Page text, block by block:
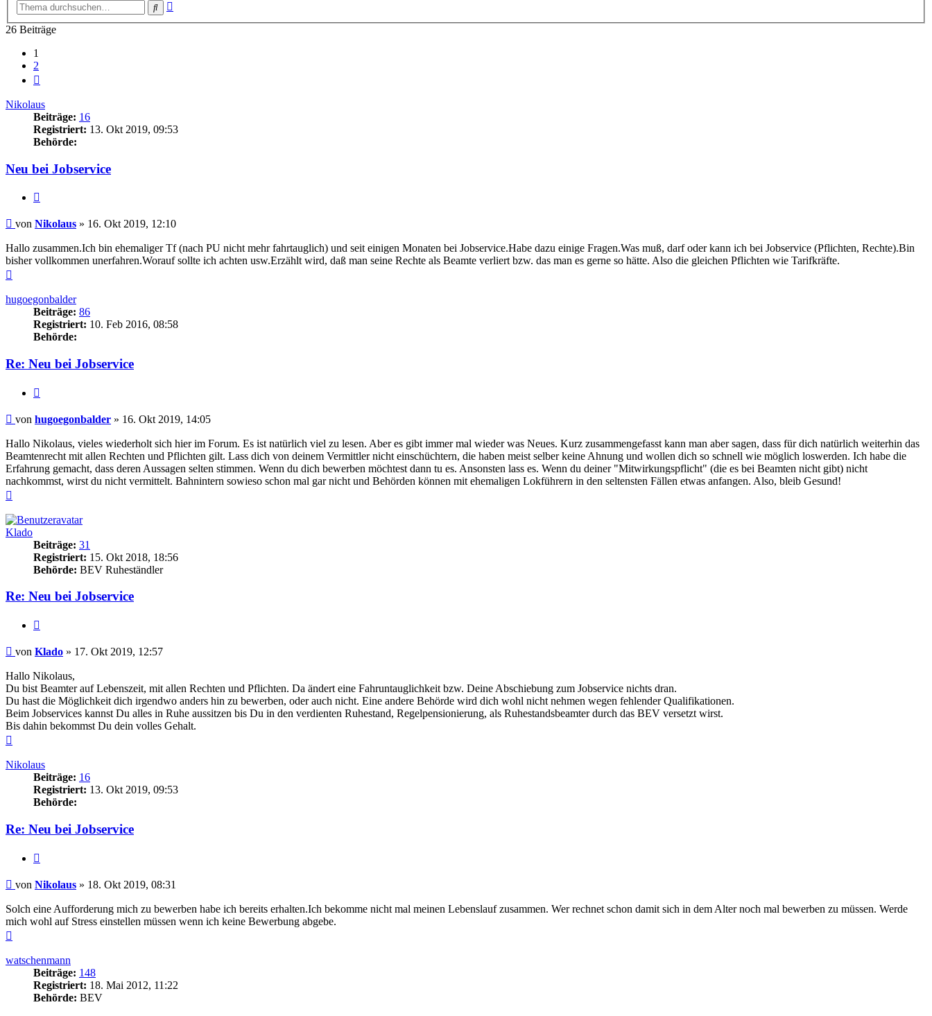
Suche
26 Beiträge
1
2
Nikolaus
Beiträge: 16
Registriert: 13. Okt 2019, 09:53
Behörde:
Neu bei Jobservice
Beitrag
von Nikolaus » 16. Okt 2019, 12:10
Hallo zusammen.Ich bin ehemaliger Tf (nach PU nicht mehr fahrtauglich) und seit einigen Monaten bei Jobservice.Habe dazu einige Fragen.Was muß, darf oder kann ich bei Jobservice (Pflichten, Rechte).Bin
bisher vollkommen unerfahren.Worauf sollte ich achten usw.Erzählt wird, daß man seine Rechte als Beamte verliert bzw. das man es gerne so hätte. Also die gleichen Pflichten wie Tarifkräfte.
hugoegonbalder
Beiträge: 86
Registriert: 10. Feb 2016, 08:58
Behörde:
Re: Neu bei Jobservice
Beitrag
von hugoegonbalder » 16. Okt 2019, 14:05
Hallo Nikolaus, vieles wiederholt sich hier im Forum. Es ist natürlich viel zu lesen. Aber es gibt immer mal wieder was Neues. Kurz zusammengefasst kann man aber sagen, dass für dich natürlich weiterhin das
Beamtenrecht mit allen Rechten und Pflichten gilt. Lass dich von deinem Vermittler nicht einschüchtern, die haben meist selber keine Ahnung und wollen dich so schnell wie möglich loswerden. Ich habe die
Erfahrung gemacht, dass deren Aussagen selten stimmen. Wenn du dich bewerben möchtest dann tu es. Ansonsten lass es. Wenn du deiner "Mitwirkungspflicht" (die es bei Beamten nicht gibt) nicht
nachkommst, wirst du nicht vermittelt. Bahnintern sowieso schon mal gar nicht und Behörden können mit ehemaligen Lokführern in den seltensten Fällen etwas anfangen. Also, bleib Gesund!
Klado
Beiträge: 31
Registriert: 15. Okt 2018, 18:56
Behörde: BEV Ruheständler
Re: Neu bei Jobservice
Beitrag
von Klado » 17. Okt 2019, 12:57
Hallo Nikolaus,
Du bist Beamter auf Lebenszeit, mit allen Rechten und Pflichten. Da ändert eine Fahruntauglichkeit bzw. Deine Abschiebung zum Jobservice nichts dran.
Du hast die Möglichkeit dich irgendwo anders hin zu bewerben, oder auch nicht. Eine andere Behörde wird dich wohl nicht nehmen wegen fehlender Qualifikationen.
Beim Jobservices kannst Du alles in Ruhe aussitzen bis Du in den verdienten Ruhestand, Regelpensionierung, als Ruhestandsbeamter durch das BEV versetzt wirst.
Bis dahin bekommst Du dein volles Gehalt.
Nikolaus
Beiträge: 16
Registriert: 13. Okt 2019, 09:53
Behörde:
Re: Neu bei Jobservice
Beitrag
von Nikolaus » 18. Okt 2019, 08:31
Solch eine Aufforderung mich zu bewerben habe ich bereits erhalten.Ich bekomme nicht mal meinen Lebenslauf zusammen. Wer rechnet schon damit sich in dem Alter noch mal bewerben zu müssen. Werde
mich wohl auf Stress einstellen müssen wenn ich keine Bewerbung abgebe.
watschenmann
Beiträge: 148
Registriert: 18. Mai 2012, 11:22
Behörde: BEV